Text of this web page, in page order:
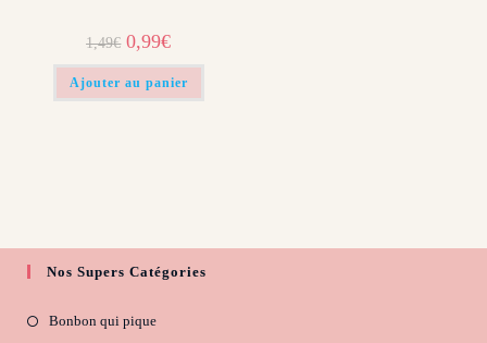
1,49€ Le
prix
initial
était :
1,49€.
0,99€Le
prix
actuel
est :
0,99€.
Ajouter au panier
Nos Supers Catégories
Bonbon qui pique